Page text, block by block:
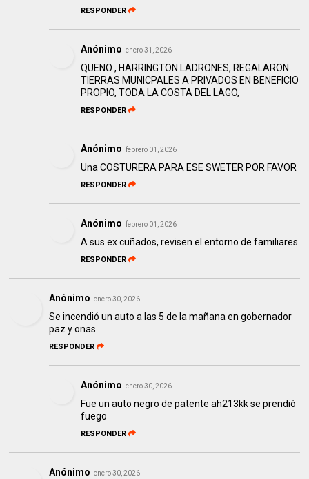
RESPONDER
Anónimo enero 31, 2026
QUENO , HARRINGTON LADRONES, REGALARON
TIERRAS MUNICPALES A PRIVADOS EN BENEFICIO
PROPIO, TODA LA COSTA DEL LAGO,
RESPONDER
Anónimo febrero 01, 2026
Una COSTURERA PARA ESE SWETER POR FAVOR
RESPONDER
Anónimo febrero 01, 2026
A sus ex cuñados, revisen el entorno de familiares
RESPONDER
Anónimo enero 30, 2026
Se incendió un auto a las 5 de la mañana en gobernador
paz y onas
RESPONDER
Anónimo enero 30, 2026
Fue un auto negro de patente ah213kk se prendió
fuego
RESPONDER
Anónimo enero 30, 2026